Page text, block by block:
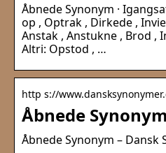
Åbnede Synonym ·
op , Optrak , Dirkede ,
Anstak , Anstukne , Brod ,
Altri: Opstod , …
http s://
Åbnede Synonym
Åbnede Synonym – Dansk